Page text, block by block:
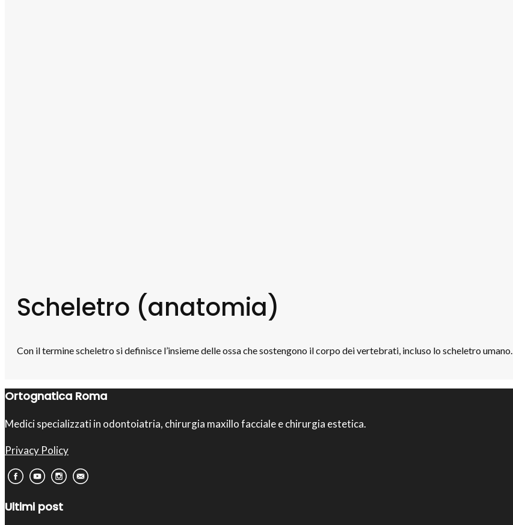
Scheletro (anatomia)
Con il termine scheletro si definisce l’insieme delle ossa che sostengono il corpo dei vertebrati, incluso lo scheletro umano.
Ortognatica Roma
Medici specializzati in odontoiatria, chirurgia maxillo facciale e chirurgia estetica.
Privacy Policy
Ultimi post